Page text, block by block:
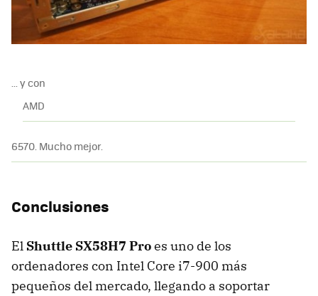
... y con
AMD
6570. Mucho mejor.
Conclusiones
El Shuttle SX58H7 Proes uno de los
ordenadores con Intel Core i7-900 más
pequeños del mercado, llegando a soportar